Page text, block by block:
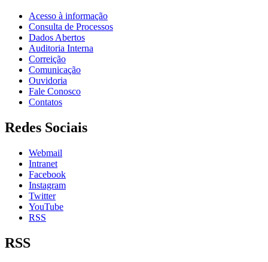
Acesso à informação
Consulta de Processos
Dados Abertos
Auditoria Interna
Correição
Comunicação
Ouvidoria
Fale Conosco
Contatos
Redes Sociais
Webmail
Intranet
Facebook
Instagram
Twitter
YouTube
RSS
RSS